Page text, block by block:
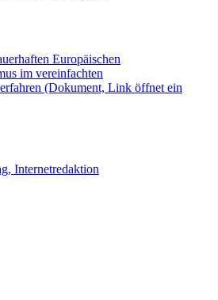
Europäischen
im vereinfachten
(Dokument, Link öffnet ein
Internetredaktion